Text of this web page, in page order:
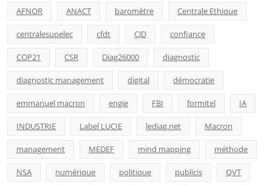
AFNOR ANACT baromètre Centrale Ethique
centralesupelec cfdt CJD confiance
COP21 CSR Diag26000 diagnostic
diagnostic management digital démocratie
emmanuel macron engie FBI formitel IA
INDUSTRIE Label LUCIE lediag.net Macron
management MEDEF mind mapping méthode
NSA numérique politique publicis QVT